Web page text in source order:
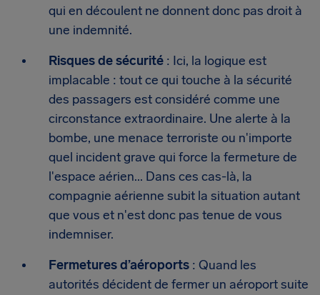
qui en découlent ne donnent donc pas droit à
une indemnité.
Risques de sécurité : Ici, la logique est
implacable : tout ce qui touche à la sécurité
des passagers est considéré comme une
circonstance extraordinaire. Une alerte à la
bombe, une menace terroriste ou n'importe
quel incident grave qui force la fermeture de
l'espace aérien... Dans ces cas-là, la
compagnie aérienne subit la situation autant
que vous et n'est donc pas tenue de vous
indemniser.
Fermetures d’aéroports : Quand les
autorités décident de fermer un aéroport suite